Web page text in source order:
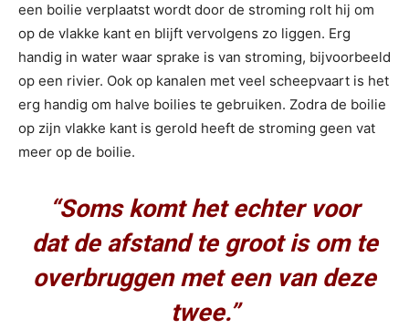
een boilie verplaatst wordt door de stroming rolt hij om
op de vlakke kant en blijft vervolgens zo liggen. Erg
handig in water waar sprake is van stroming, bijvoorbeeld
op een rivier. Ook op kanalen met veel scheepvaart is het
erg handig om halve boilies te gebruiken. Zodra de boilie
op zijn vlakke kant is gerold heeft de stroming geen vat
meer op de boilie.
“Soms komt het echter voor
dat de afstand te groot is om te
overbruggen met een van deze
twee.”